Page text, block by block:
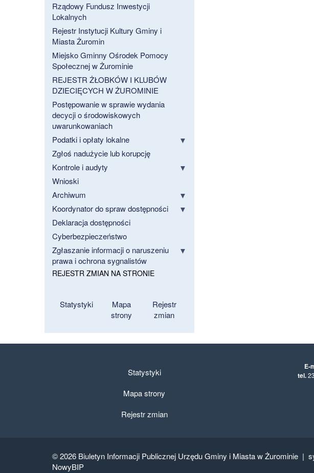
Rządowy Fundusz Inwestycji
Lokalnych
Rejestr Instytucji Kultury Gminy i
Miasta Żuromin
Miejsko Gminny Ośrodek Pomocy
Społecznej w Żurominie
REJESTR ŻŁOBKÓW I KLUBÓW
DZIECIĘCYCH W ŻUROMINIE
Postępowanie w sprawie wydania
decycji o środowiskowych
uwarunkowaniach
Podatki i opłaty lokalne
Zgłoś nadużycie lub korupcję
Kontrole i audyty
Wnioski
Archiwum
Koordynator do spraw dostępności
Deklaracja dostępności
Cyberbezpieczeństwo
Zgłaszanie informacji o naruszeniu
prawa i ochrona sygnalistów
REJESTR ZMIAN NA STRONIE
Statystyki
Mapa
strony
Rejestr
zmian
Statystyki
Mapa strony
Rejestr zmian
E-
tel.
© 2026 Biuletyn Informacji Publicznej Urzędu Gminy i Miasta w Żurominie |
NowyBIP